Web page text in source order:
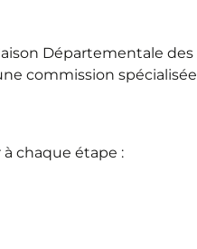
Départementale
commission
à chaque étape :